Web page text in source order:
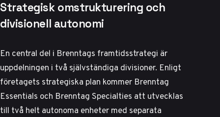
Strategisk omstrukturering och
divisionell autonomi
En central del i Brenntags framtidsstrategi är
uppdelningen i två självständiga divisioner. Enligt
företagets strategiska plan kommer Brenntag
Essentials och Brenntag Specialties att utvecklas
till två helt autonoma enheter med separata